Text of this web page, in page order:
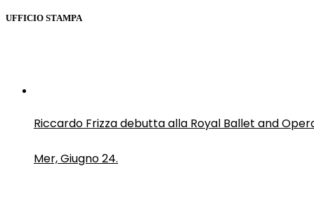
UFFICIO STAMPA
Riccardo Frizza debutta alla Royal Ballet and
Mer, Giugno 24.